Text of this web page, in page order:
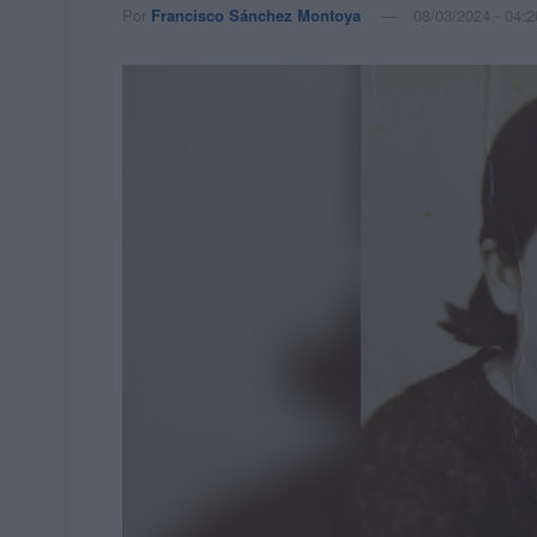
Por Francisco Sánchez Montoya 08/03/2024 -